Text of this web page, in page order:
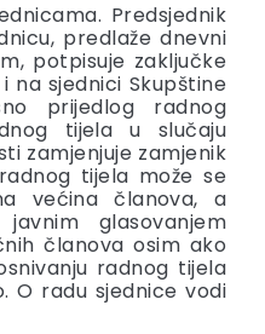
Predsjednik
predlaže dnevni
potpisuje zaključke
na sjednici Skupštine
prijedlog radnog
tijela u slučaju
zamjenjuje zamjenik
tijela može se
većina članova, a
glasovanjem
članova osim ako
radnog tijela
O radu sjednice vodi